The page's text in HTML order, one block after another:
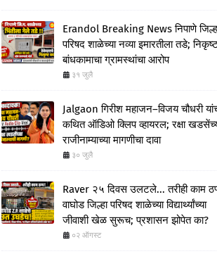
Erandol Breaking News निपाणे
परिषद शाळेच्या नव्या इमारतीला तडे;
बांधकामाचा ग्रामस्थांचा आरोप
३१ जुलै
Jalgaon गिरीश महाजन–विजय चौधरी
कथित ऑडिओ क्लिप व्हायरल; रक्षा
राजीनाम्याच्या मागणीचा दावा
३० जुलै
Raver २५ दिवस उलटले... तरीही काम
वाघोड जिल्हा परिषद शाळेच्या विद्यार्थ्यांच्या
जीवाशी खेळ सुरूच; प्रशासन झोपेत का?
०२ ऑगस्ट